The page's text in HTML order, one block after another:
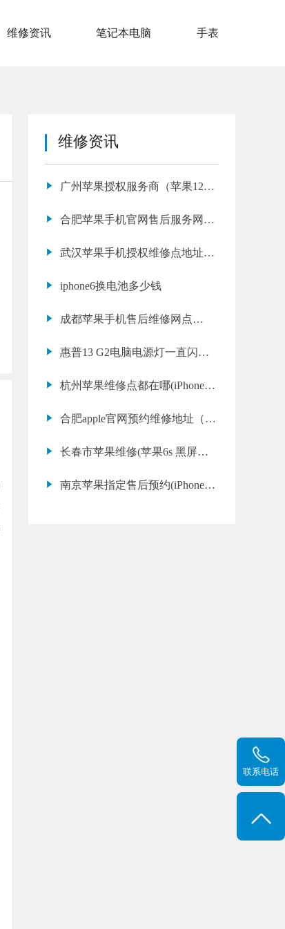
维修资讯 笔记本电脑 手表
维修资讯
广州苹果授权服务商（苹果12黑
合肥苹果手机官网售后服务网点
武汉苹果手机授权维修点地址电
iphone6换电池多少钱
成都苹果手机售后维修网点
惠普13 G2电脑电源灯一直闪烁-
杭州苹果维修点都在哪(iPhone
合肥apple官网预约维修地址（苹
长春市苹果维修(苹果6s 黑屏维
南京苹果指定售后预约(iPhone
联系电话